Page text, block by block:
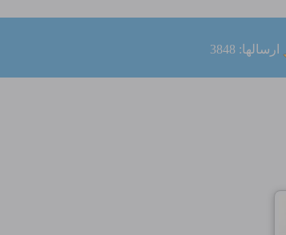
ارسالها: 3848